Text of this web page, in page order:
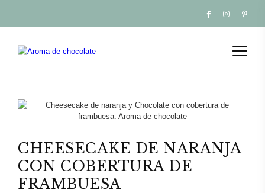
CHEESECAKE DE NARANJA
CON COBERTURA DE
FRAMBUESA